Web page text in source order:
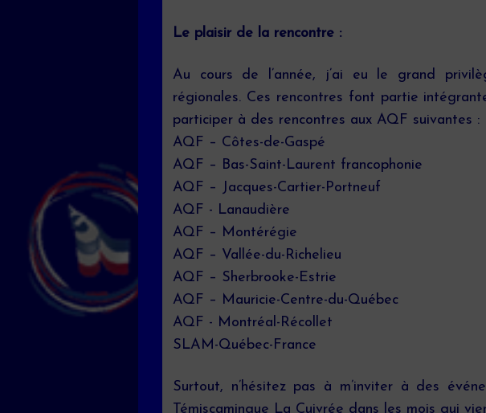
Le plaisir de la rencontre :
Au cours de l’année, j’ai eu le grand
régionales. Ces rencontres font partie
participer à des rencontres aux AQF suivantes :
AQF – Côtes-de-Gaspé
AQF – Bas-Saint-Laurent francophonie
AQF – Jacques-Cartier-Portneuf
AQF - Lanaudière
AQF – Montérégie
AQF – Vallée-du-Richelieu
AQF – Sherbrooke-Estrie
AQF – Mauricie-Centre-du-Québec
AQF - Montréal-Récollet
SLAM-Québec-France
Surtout, n’hésitez pas à m’inviter à des
Témiscamingue La Cuivrée dans les mois qui